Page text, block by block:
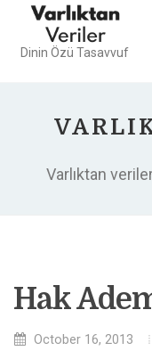
Dinin Özü Tasavvuf
Varlıktan
Hak
October 16, 2013